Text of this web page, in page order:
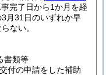
完了日から1か月を経
月31日のいずれか早
ない。
書類等
付の申請をした補助